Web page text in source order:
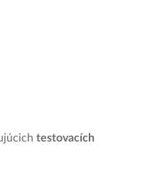
testovacích